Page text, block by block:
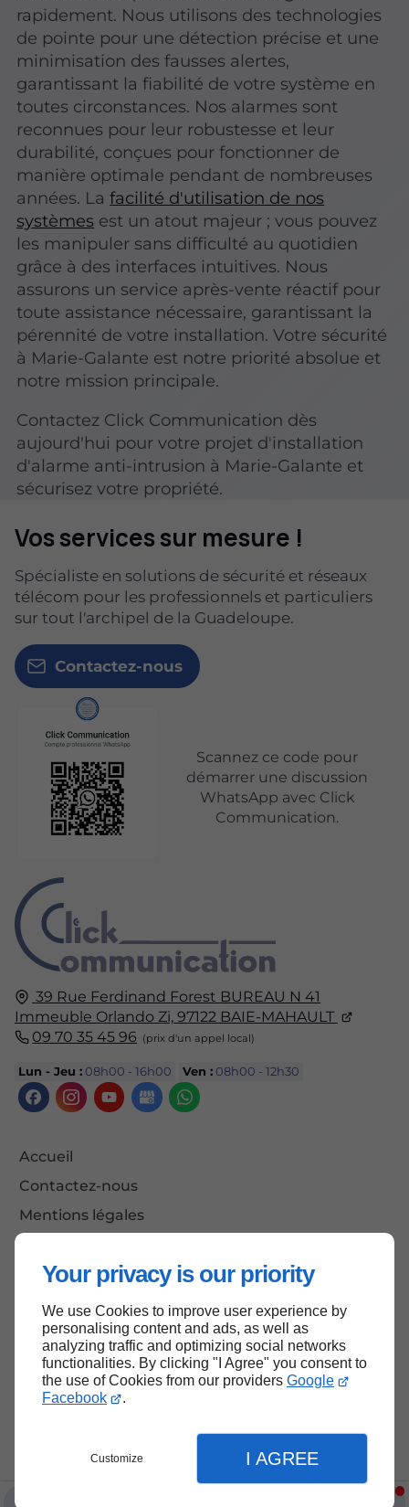
Your privacy is our priority
We use Cookies to improve user experience by
personalising content and ads, as well as
analyzing traffic and optimizing social networks
functionalities. By clicking "I Agree" you consent to
the use of Cookies from our providers Google
Facebook
.
Customize I AGREE
rapidement. Nous utilisons des technologies
de pointe pour une détection précise et une
minimisation des fausses alertes,
garantissant la fiabilité de votre système en
toutes circonstances. Nos alarmes sont
reconnues pour leur robustesse et leur
durabilité, conçues pour fonctionner de
manière optimale pendant de nombreuses
années. Lafacilité d'utilisation de nos
systèmes est un atout majeur ; vous pouvez
les manipuler sans difficulté au quotidien
grâce à des interfaces intuitives. Nous
assurons un service après-vente réactif pour
toute assistance nécessaire, garantissant la
pérennité de votre installation. Votre sécurité
à Marie-Galante est notre priorité absolue et
notre mission principale.
Contactez Click Communication dès
aujourd'hui pour votre projet d'installation
d'alarme anti-intrusion à Marie-Galante et
sécurisez votre propriété.
39 Rue Ferdinand Forest BUREAU N 41
Immeuble Orlando Zi, 97122 BAIE-MAHAULT
09 70 35 45 96
Lun - Jeu : 08h00 - 16h00 Ven : 08h00 - 12h30
Accueil
Contactez-nous
Mentions légales
Vos services sur mesure !
Spécialiste en solutions de sécurité et réseaux
télécom pour les professionnels et particuliers
sur tout l'archipel de la Guadeloupe.
Contactez-nous
Scannez ce code pour
démarrer une discussion
WhatsApp avec Click
Communication.
Haut de page